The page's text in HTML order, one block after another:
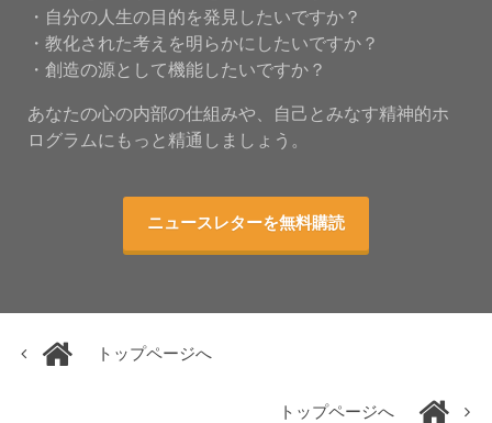
・自分の人生の目的を発見したいですか？
・教化された考えを明らかにしたいですか？
・創造の源として機能したいですか？
あなたの心の内部の仕組みや、自己とみなす精神的ホ
ログラムにもっと精通しましょう。
ニュースレターを無料購読
トップページへ
トップページへ